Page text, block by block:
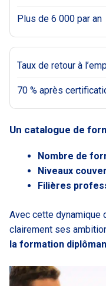
Plus de 6 000 par an
Taux de retour à
70 % après
Un catalogue de
Nombre de
Niveaux
Filières
Avec cette dynamique
clairement ses
la formation